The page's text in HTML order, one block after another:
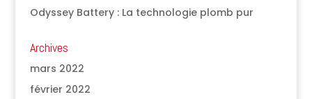
Odyssey Battery : La technologie plomb pur
Archives
mars 2022
février 2022